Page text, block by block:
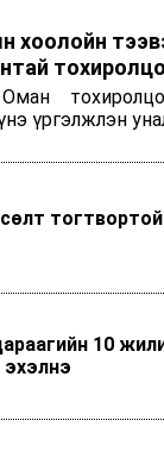
хоолойн
үргэлжлэн
10